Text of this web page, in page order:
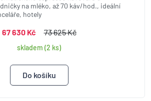
na mléko, až 70 káv/hod., ideální
hotely
67 630 Kč 73 625 Kč
skladem (2 ks)